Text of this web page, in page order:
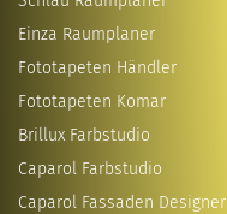
Einza Raumplaner
Fototapeten Händler
Fototapeten Komar
Brillux Farbstudio
Caparol Farbstudio
Caparol Fassaden Designer